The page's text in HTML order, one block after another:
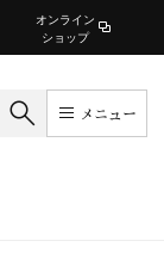
オンライン
ショップ
メニュー